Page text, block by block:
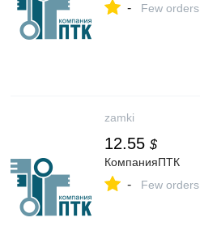
- Few orders
zamki
12.55 $
КомпанияПТК
- Few orders